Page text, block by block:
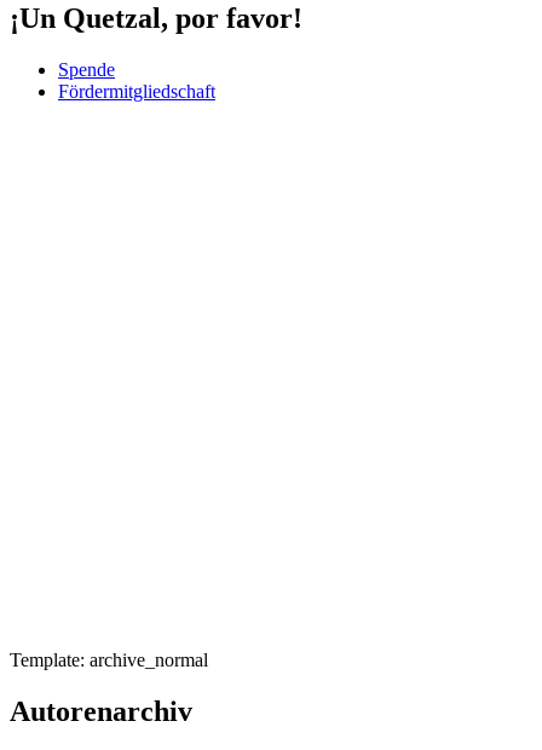
¡Un Quetzal, por favor!
Spende
Fördermitgliedschaft
Template: archive_normal
Autorenarchiv